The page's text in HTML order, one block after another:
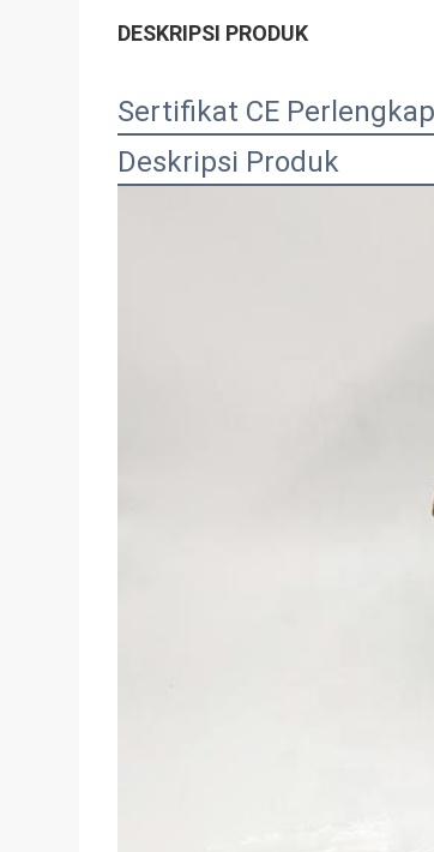
DESKRIPSI PRODUK
Sertifikat CE
Deskripsi Produk